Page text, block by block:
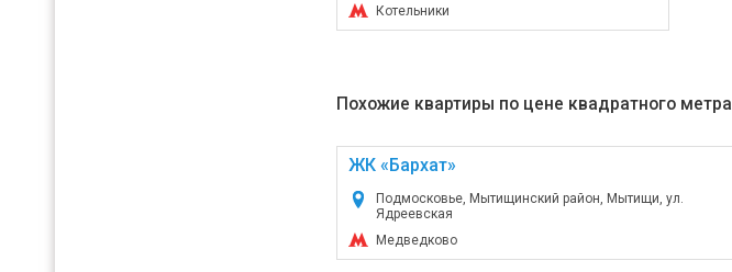
Котельники
Похожие квартиры по цене квадратного метра
ЖК «Бархат»
Подмосковье, Мытищинский район, Мытищи, ул.
Ядреевская
Медведково